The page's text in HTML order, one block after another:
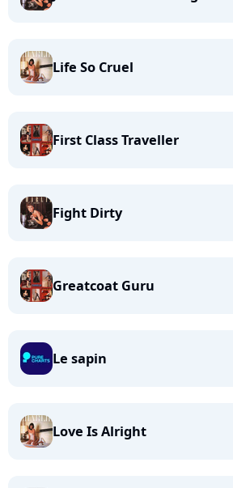
Life So Cruel
First Class Traveller
Fight Dirty
Greatcoat Guru
Le sapin
Love Is Alright